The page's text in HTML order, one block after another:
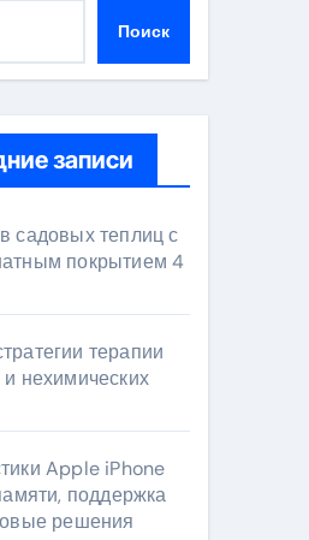
Поиск
записи
садовых теплиц с
покрытием 4
терапии
нехимических
Apple iPhone
поддержка
решения